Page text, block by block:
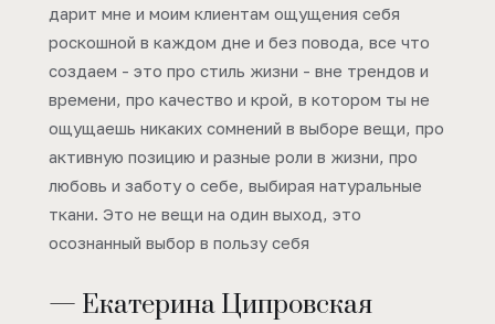
дарит мне и моим клиентам ощущения себя
роскошной в каждом дне и без повода, все что
создаем - это про стиль жизни - вне трендов и
времени, про качество и крой, в котором ты не
ощущаешь никаких сомнений в выборе вещи, про
активную позицию и разные роли в жизни, про
любовь и заботу о себе, выбирая натуральные
ткани. Это не вещи на один выход, это
осознанный выбор в пользу себя
— Екатерина Ципровская